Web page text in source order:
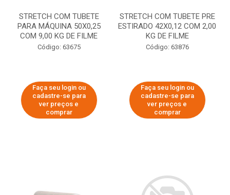
STRETCH COM TUBETE
PARA MÁQUINA 50X0,25
COM 9,00 KG DE FILME
Código: 63675
Faça seu login ou
cadastre-se para
ver preços e
comprar
STRETCH COM TUBETE PRE
ESTIRADO 42X0,12 COM 2,00
KG DE FILME
Código: 63876
Faça seu login ou
cadastre-se para
ver preços e
comprar